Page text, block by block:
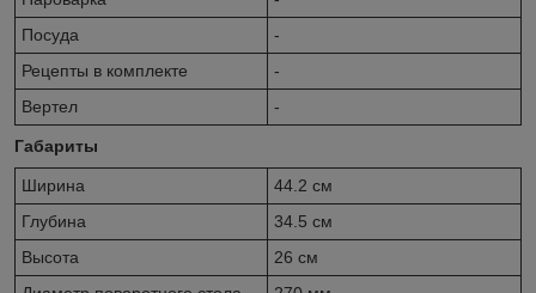
Посуда
-
Рецепты в комплекте
-
Вертел
-
Габариты
Ширина
44.2 см
Глубина
34.5 см
Высота
26 см